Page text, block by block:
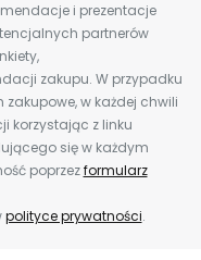
i prezentacje
partnerów
zakupu. W przypadku
w każdej chwili
korzystając z linku
się w każdym
poprzezformularz
polityce prywatności.